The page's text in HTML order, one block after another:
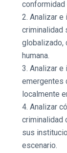
conformidad
Analizar e
criminalidad
globalizado,
humana.
Analizar e
emergentes
localmente
Analizar
criminalidad
sus
escenario.